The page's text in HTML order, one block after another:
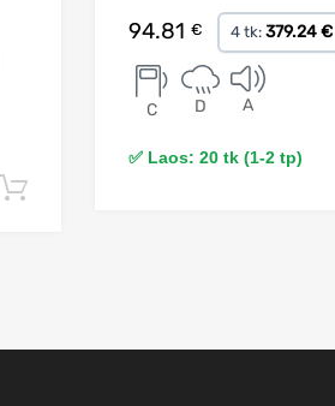
94.81 € 4 tk:379.24 €
C D A
✅ Laos: 20 tk (1-2 tp)